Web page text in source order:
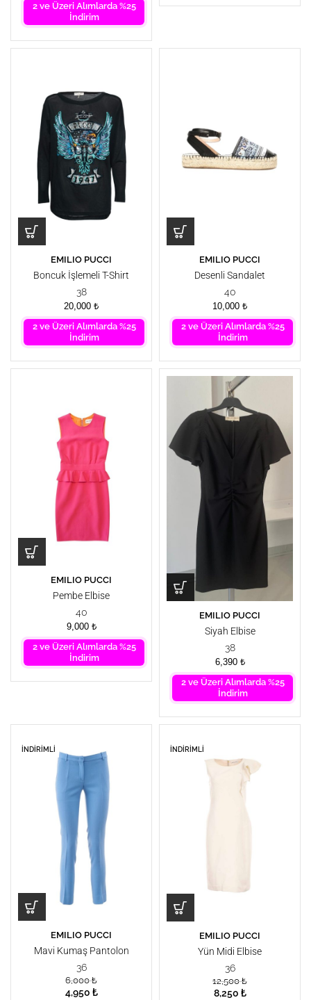
2 ve Üzeri Alımlarda %25
İndirim
EMILIO PUCCI
Boncuk İşlemeli T-Shirt
38
20,000 ₺
2 ve Üzeri Alımlarda %25
İndirim
EMILIO PUCCI
Desenli Sandalet
40
10,000 ₺
2 ve Üzeri Alımlarda %25
İndirim
EMILIO PUCCI
Pembe Elbise
40
9,000 ₺
2 ve Üzeri Alımlarda %25
İndirim
EMILIO PUCCI
Siyah Elbise
38
6,390 ₺
2 ve Üzeri Alımlarda %25
İndirim
İNDIRIMLI
EMILIO PUCCI
Mavi Kumaş Pantolon
36
6,000₺
4,950 ₺
İNDIRIMLI
EMILIO PUCCI
Yün Midi Elbise
36
12,500₺
8,250 ₺